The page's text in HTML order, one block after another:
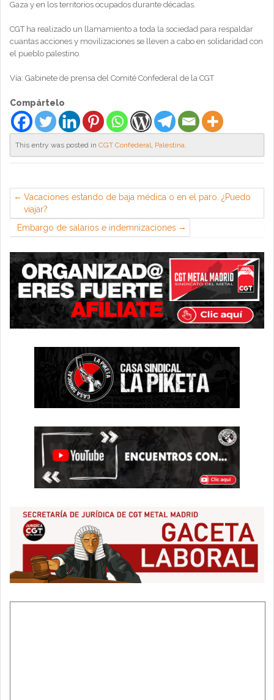
Gaza y en los territorios ocupados durante décadas.
CGT ha realizado un llamamiento a toda la sociedad para respaldar
cuantas acciones y movilizaciones se lleven a cabo en solidaridad con
el pueblo palestino.
Vía: Gabinete de prensa del Comité Confederal de la CGT
Compártelo
This entry was posted in CGT Confederal, Palestina.
Vacaciones estando de baja médica o en el paro. ¿Puedo
viajar?
Embargo de salarios e indemnizaciones